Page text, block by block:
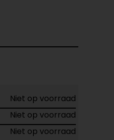
Niet op voorraad
Niet op voorraad
Niet op voorraad